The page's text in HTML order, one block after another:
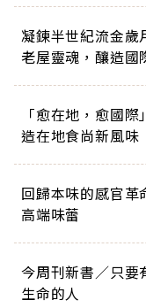
凝鍊半世紀流金歲
老屋靈魂，釀造國
「愈在地，愈國
造在地食尚新風味
回歸本味的感官
高端味蕾
今周刊新書／只要
生命的人